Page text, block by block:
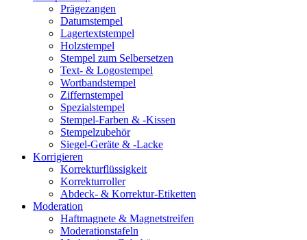
Prägezangen
Datumstempel
Lagertextstempel
Holzstempel
Stempel zum Selbersetzen
Text- & Logostempel
Wortbandstempel
Ziffernstempel
Spezialstempel
Stempel-Farben & -Kissen
Stempelzubehör
Siegel-Geräte & -Lacke
Korrigieren
Korrekturflüssigkeit
Korrekturroller
Abdeck- & Korrektur-Etiketten
Moderation
Haftmagnete & Magnetstreifen
Moderationstafeln